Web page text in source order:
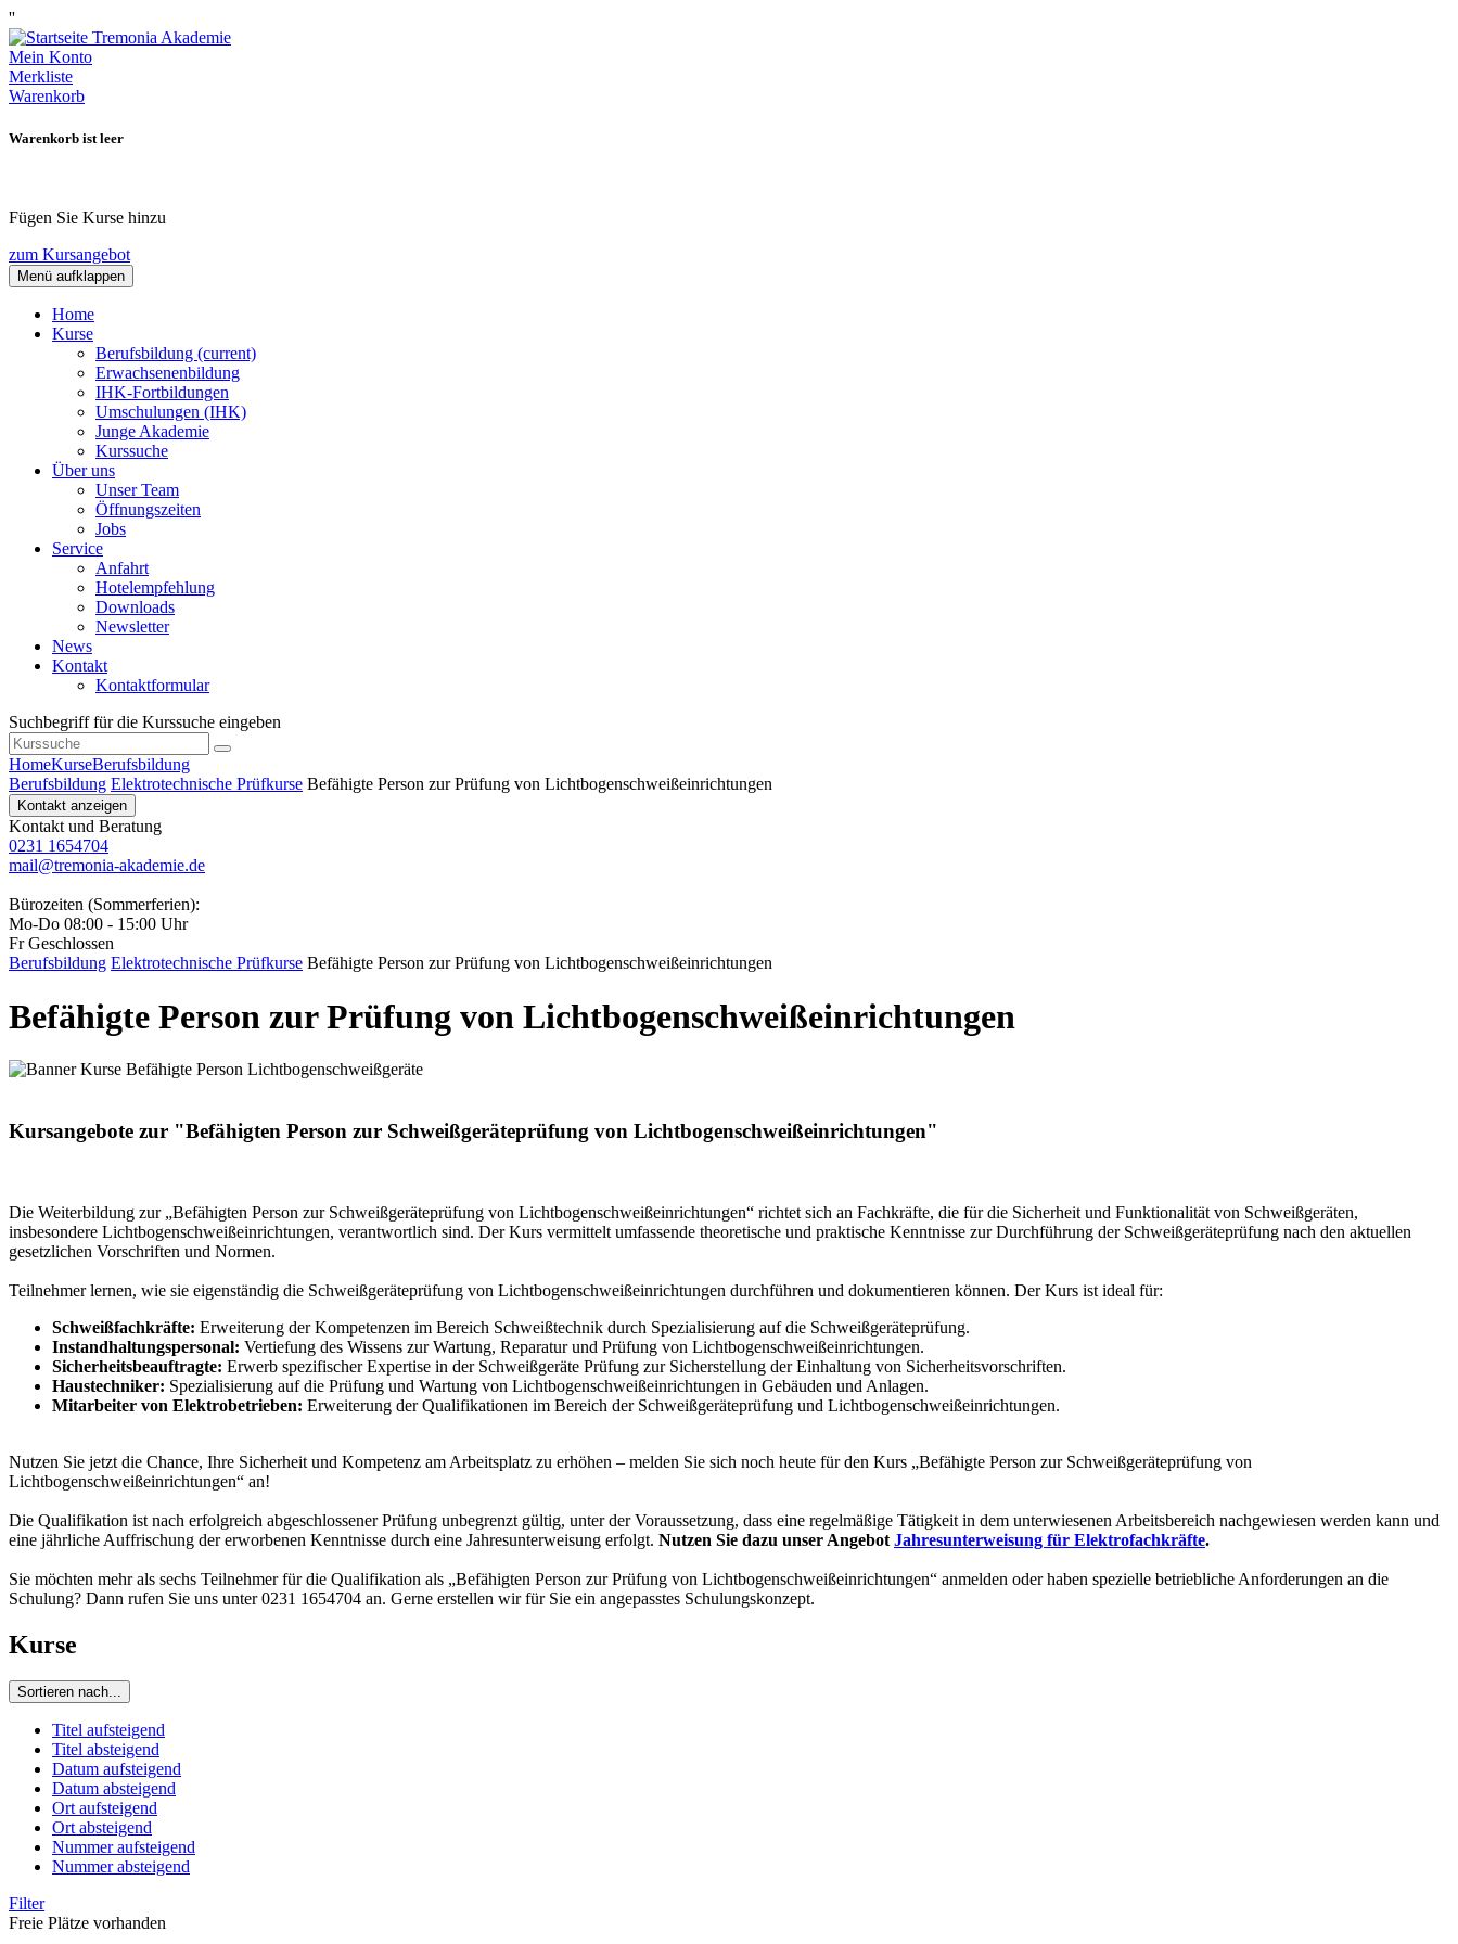
''
Mein Konto
Merkliste
Warenkorb
Warenkorb ist leer
Fügen Sie Kurse hinzu
zum Kursangebot
Menü aufklappen
Home
Kurse
Berufsbildung (current)
Erwachsenenbildung
IHK-Fortbildungen
Umschulungen (IHK)
Junge Akademie
Kurssuche
Über uns
Unser Team
Öffnungszeiten
Jobs
Service
Anfahrt
Hotelempfehlung
Downloads
Newsletter
News
Kontakt
Kontaktformular
Suchbegriff für die Kurssuche eingeben
HomeKurseBerufsbildung
Berufsbildung Elektrotechnische Prüfkurse Befähigte Person zur Prüfung von Lichtbogenschweißeinrichtungen
Kontakt anzeigen
Kontakt und Beratung
0231 1654704
mail@tremonia-akademie.de
Bürozeiten (Sommerferien):
Mo-Do 08:00 - 15:00 Uhr
Fr Geschlossen
Berufsbildung Elektrotechnische Prüfkurse Befähigte Person zur Prüfung von Lichtbogenschweißeinrichtungen
Befähigte Person zur Prüfung von Lichtbogenschweißeinrichtungen
Kursangebote zur "Befähigten Person zur Schweißgeräteprüfung von Lichtbogenschweißeinrichtungen"
Die Weiterbildung zur „Befähigten Person zur Schweißgeräteprüfung von Lichtbogenschweißeinrichtungen“ richtet sich an Fachkräfte, die für die Sicherheit und Funktionalität von Schweißgeräten,
insbesondere Lichtbogenschweißeinrichtungen, verantwortlich sind. Der Kurs vermittelt umfassende theoretische und praktische Kenntnisse zur Durchführung der Schweißgeräteprüfung nach den aktuellen
gesetzlichen Vorschriften und Normen.
Teilnehmer lernen, wie sie eigenständig die Schweißgeräteprüfung von Lichtbogenschweißeinrichtungen durchführen und dokumentieren können. Der Kurs ist ideal für:
Schweißfachkräfte: Erweiterung der Kompetenzen im Bereich Schweißtechnik durch Spezialisierung auf die Schweißgeräteprüfung.
Instandhaltungspersonal: Vertiefung des Wissens zur Wartung, Reparatur und Prüfung von Lichtbogenschweißeinrichtungen.
Sicherheitsbeauftragte: Erwerb spezifischer Expertise in der Schweißgeräte Prüfung zur Sicherstellung der Einhaltung von Sicherheitsvorschriften.
Haustechniker: Spezialisierung auf die Prüfung und Wartung von Lichtbogenschweißeinrichtungen in Gebäuden und Anlagen.
Mitarbeiter von Elektrobetrieben: Erweiterung der Qualifikationen im Bereich der Schweißgeräteprüfung und Lichtbogenschweißeinrichtungen.
Nutzen Sie jetzt die Chance, Ihre Sicherheit und Kompetenz am Arbeitsplatz zu erhöhen – melden Sie sich noch heute für den Kurs „Befähigte Person zur Schweißgeräteprüfung von
Lichtbogenschweißeinrichtungen“ an!
Die Qualifikation ist nach erfolgreich abgeschlossener Prüfung unbegrenzt gültig, unter der Voraussetzung, dass eine regelmäßige Tätigkeit in dem unterwiesenen Arbeitsbereich nachgewiesen werden kann und
eine jährliche Auffrischung der erworbenen Kenntnisse durch eine Jahresunterweisung erfolgt. Nutzen Sie dazu unser Angebot Jahresunterweisung für Elektrofachkräfte.
Sie möchten mehr als sechs Teilnehmer für die Qualifikation als „Befähigten Person zur Prüfung von Lichtbogenschweißeinrichtungen“ anmelden oder haben spezielle betriebliche Anforderungen an die
Schulung? Dann rufen Sie uns unter 0231 1654704 an. Gerne erstellen wir für Sie ein angepasstes Schulungskonzept.
Kurse
Sortieren nach...
Titel aufsteigend
Titel absteigend
Datum aufsteigend
Datum absteigend
Ort aufsteigend
Ort absteigend
Nummer aufsteigend
Nummer absteigend
Filter
Freie Plätze vorhanden